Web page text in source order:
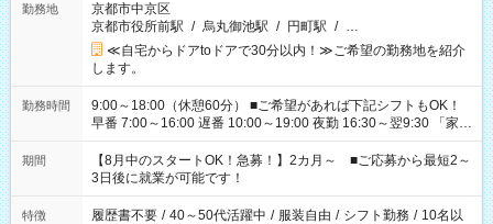
勤務地
京都市中京区
京都市役所前駅 / 烏丸御池駅 / 円町駅 / …
≪自宅からドアtoドアで30分以内！≫ご希望の勤務地を紹介
します。
勤務時間
9:00～18:00（休憩60分） ■ご希望があれば下記シフトもOK！
早番 7:00～16:00 遅番 10:00～19:00 夜勤 16:30～翌9:30 「家族
と休みを合わせたい」 「余裕を持って夕飯の準備がしたい」
「できれば残業はしたくない」 など、ご希望を教えてください
ね。 ※Wワーク希望の方へ 今ご覧のお仕事で希望する勤務時間
と、もう1つのお仕事の勤務時間。 合計で週40時間を超える場
合は応募できません。
期間
【8月中のスタートOK！急募！】2カ月～ ■ご応募から最短2～
3日後に就業が可能です！
特徴 履歴書不要 / 40～50代活躍中 / 服装自由 / シフト勤務 / 10名以